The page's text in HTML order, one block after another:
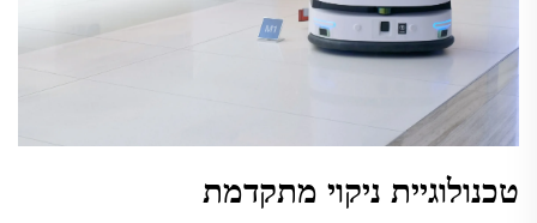
טכנולוגיית ניקוי מתקדמת